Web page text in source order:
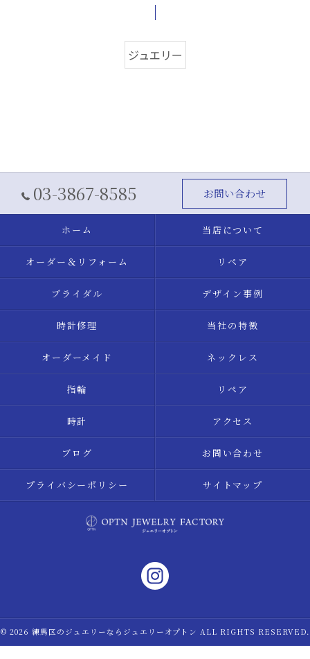
ジュエリー
03-3867-8585 お問い合わせ
ホーム 当店について
オーダー＆リフォーム リペア
ブライダル デザイン事例
時計修理 当社の特徴
オーダーメイド ネックレス
指輪 リペア
時計 アクセス
ブログ お問い合わせ
プライバシーポリシー サイトマップ
© 2026 練馬区のジュエリーならジュエリーオプトン ALL RIGHTS RESERVED.